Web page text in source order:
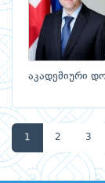
აკადემიური
1 2 3